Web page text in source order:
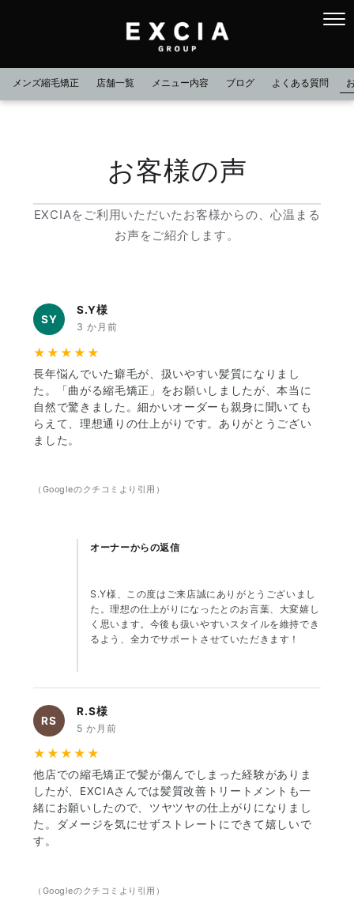
メンズ縮毛矯正 店舗一覧 メニュー内容 ブログ よくある質問
お客様の声
EXCIAをご利用いただいたお客様からの、心温まる
お声をご紹介します。
SY
S.Y様
3 か月前
★★★★★
長年悩んでいた癖毛が、扱いやすい髪質になりまし
た。「曲がる縮毛矯正」をお願いしましたが、本当に
自然で驚きました。細かいオーダーも親身に聞いても
らえて、理想通りの仕上がりです。ありがとうござい
ました。
（Googleのクチコミより引用）
オーナーからの返信
S.Y様、この度はご来店誠にありがとうございまし
た。理想の仕上がりになったとのお言葉、大変嬉し
く思います。今後も扱いやすいスタイルを維持でき
るよう、全力でサポートさせていただきます！
RS
R.S様
5 か月前
★★★★★
他店での縮毛矯正で髪が傷んでしまった経験がありま
したが、EXCIAさんでは髪質改善トリートメントも一
緒にお願いしたので、ツヤツヤの仕上がりになりまし
た。ダメージを気にせずストレートにできて嬉しいで
す。
（Googleのクチコミより引用）